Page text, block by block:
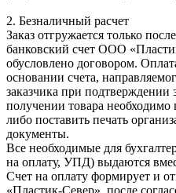
2. Безналичный расчет
Заказ отгружается только
банковский счет ООО
обусловлено договором.
основании счета,
заказчика при
получении товара необходимо
либо поставить печать
документы.
Все необходимые для
на оплату, УПД) выдаются
Счет на оплату формирует и
«Пластик-Север», после